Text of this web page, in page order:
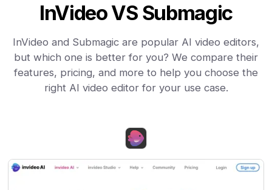
InVideo VS Submagic
InVideo and Submagic are popular AI video editors,
but which one is better for you? We compare their
features, pricing, and more to help you choose the
right AI video editor for your use case.